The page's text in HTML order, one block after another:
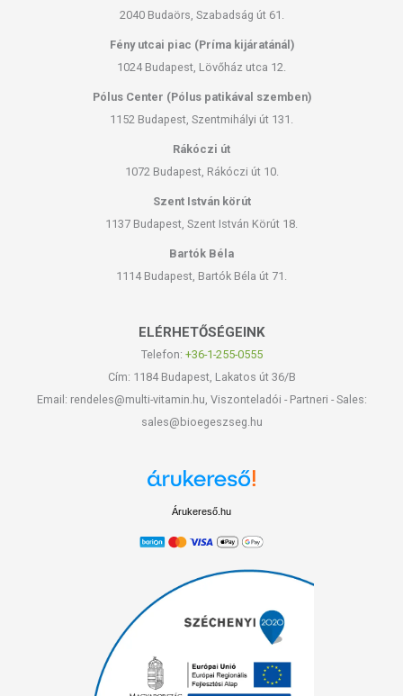
2040 Budaörs, Szabadság út 61.
Fény utcai piac (Príma kijáratánál)
1024 Budapest, Lövőház utca 12.
Pólus Center (Pólus patikával szemben)
1152 Budapest, Szentmihályi út 131.
Rákóczi út
1072 Budapest, Rákóczi út 10.
Szent István körút
1137 Budapest, Szent István Körút 18.
Bartók Béla
1114 Budapest, Bartók Béla út 71.
ELÉRHETŐSÉGEINK
Telefon: +36-1-255-0555
Cím: 1184 Budapest, Lakatos út 36/B
Email: rendeles@multi-vitamin.hu, Viszonteladói - Partneri - Sales:
sales@bioegeszseg.hu
Árukereső.hu